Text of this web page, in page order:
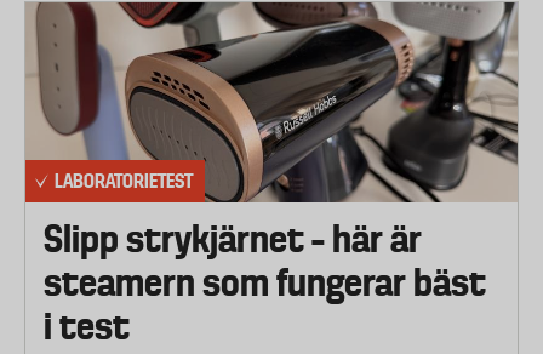
LABORATORIETEST
Slipp strykjärnet – här är
steamern som fungerar bäst
i test